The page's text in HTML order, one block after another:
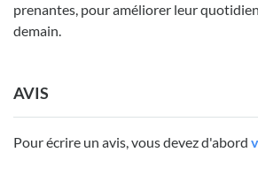
prenantes, pour améliorer leur
demain.
AVIS
Pour écrire un avis, vous devez d'abord